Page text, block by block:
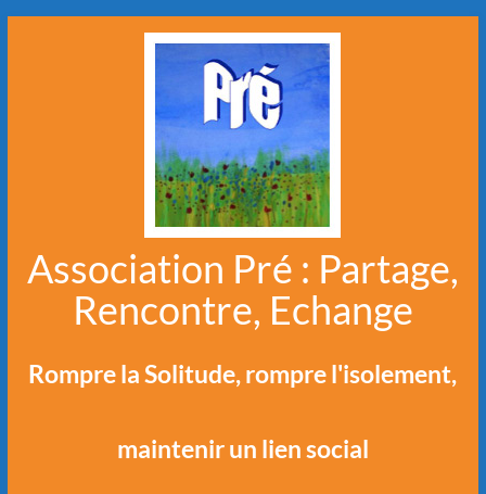
Association Pré : Partage,
Rencontre, Echange
Rompre la Solitude, rompre l'isolement,
maintenir un lien social